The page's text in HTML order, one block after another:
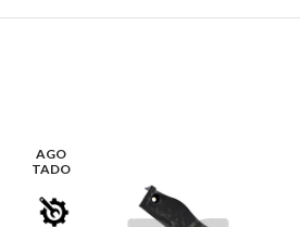
AGO
TADO